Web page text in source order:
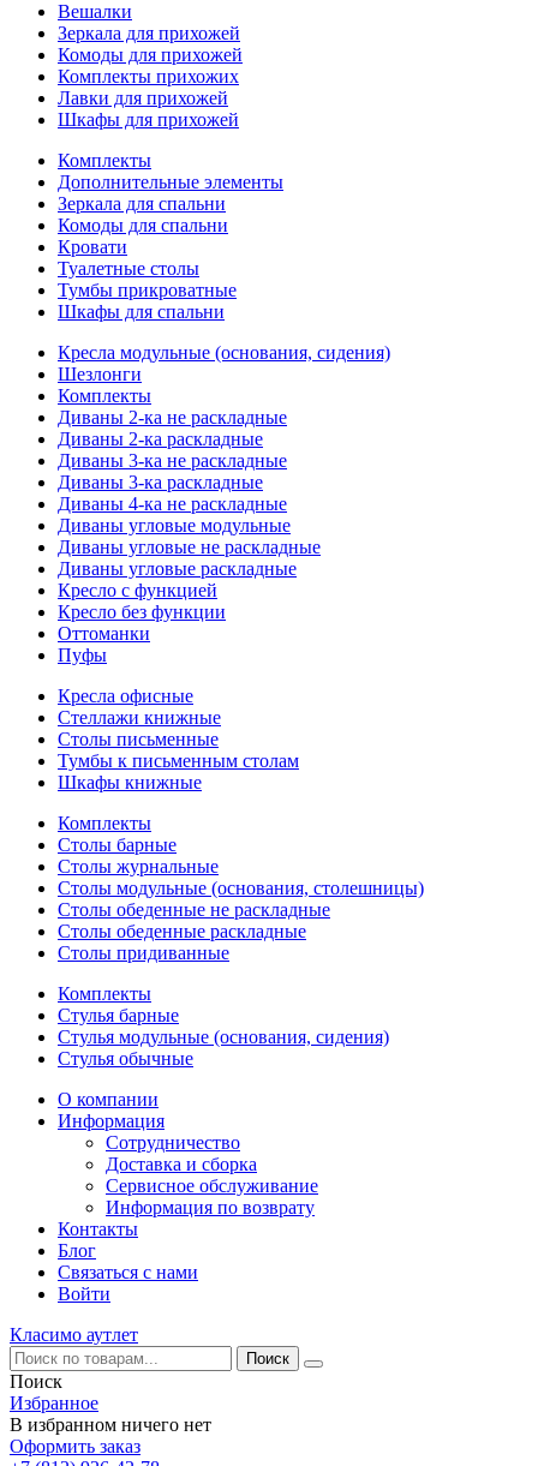
Вешалки
Зеркала для прихожей
Комоды для прихожей
Комплекты прихожих
Лавки для прихожей
Шкафы для прихожей
Комплекты
Дополнительные элементы
Зеркала для спальни
Комоды для спальни
Кровати
Туалетные столы
Тумбы прикроватные
Шкафы для спальни
Кресла модульные (основания, сидения)
Шезлонги
Комплекты
Диваны 2-ка не раскладные
Диваны 2-ка раскладные
Диваны 3-ка не раскладные
Диваны 3-ка раскладные
Диваны 4-ка не раскладные
Диваны угловые модульные
Диваны угловые не раскладные
Диваны угловые раскладные
Кресло с функцией
Кресло без функции
Оттоманки
Пуфы
Кресла офисные
Стеллажи книжные
Столы письменные
Тумбы к письменным столам
Шкафы книжные
Комплекты
Столы барные
Столы журнальные
Столы модульные (основания, столешницы)
Столы обеденные не раскладные
Столы обеденные раскладные
Столы придиванные
Комплекты
Стулья барные
Стулья модульные (основания, сидения)
Стулья обычные
О компании
Информация
Сотрудничество
Доставка и сборка
Сервисное обслуживание
Информация по возврату
Контакты
Блог
Связаться с нами
Войти
Класимо аутлет
Поиск
Избранное
В избранном ничего нет
Оформить заказ